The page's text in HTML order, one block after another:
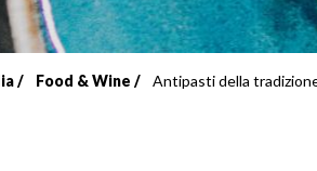
Food & Wine Antipasti della